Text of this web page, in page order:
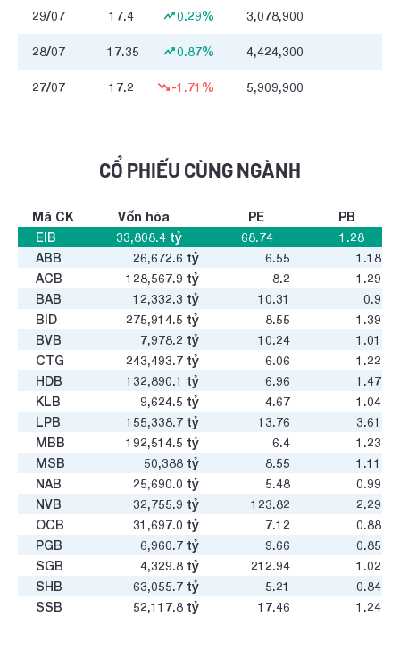
29/07 17.4 0.29% 3,078,900
28/07 17.35 0.87% 4,424,300
27/07 17.2 -1.71% 5,909,900
CỔ PHIẾU CÙNG NGÀNH
Mã CK Vốn hóa PE
PB
EIB
33,808.4 tỷ 68.74
1.28
ABB
26,672.6 tỷ 6.55
1.18
ACB
128,567.9 tỷ 8.2
1.29
BAB
12,332.3 tỷ 10.31
0.9
BID
275,914.5 tỷ 8.55
1.39
BVB
7,978.2 tỷ 10.24
1.01
CTG
243,493.7 tỷ 6.06
1.22
HDB
132,890.1 tỷ 6.96
1.47
KLB
9,624.5 tỷ 4.67
1.04
LPB
155,338.7 tỷ 13.76
3.61
MBB
192,514.5 tỷ 6.4
1.23
MSB
50,388 tỷ 8.55
1.11
NAB
25,690.0 tỷ 5.48
0.99
NVB
32,755.9 tỷ 123.82
2.29
OCB
31,697.0 tỷ 7.12
0.88
PGB
6,960.7 tỷ 9.66
0.85
SGB
4,329.8 tỷ 212.94
1.02
SHB
63,055.7 tỷ 5.21
0.84
SSB
52,117.8 tỷ 17.46
1.24